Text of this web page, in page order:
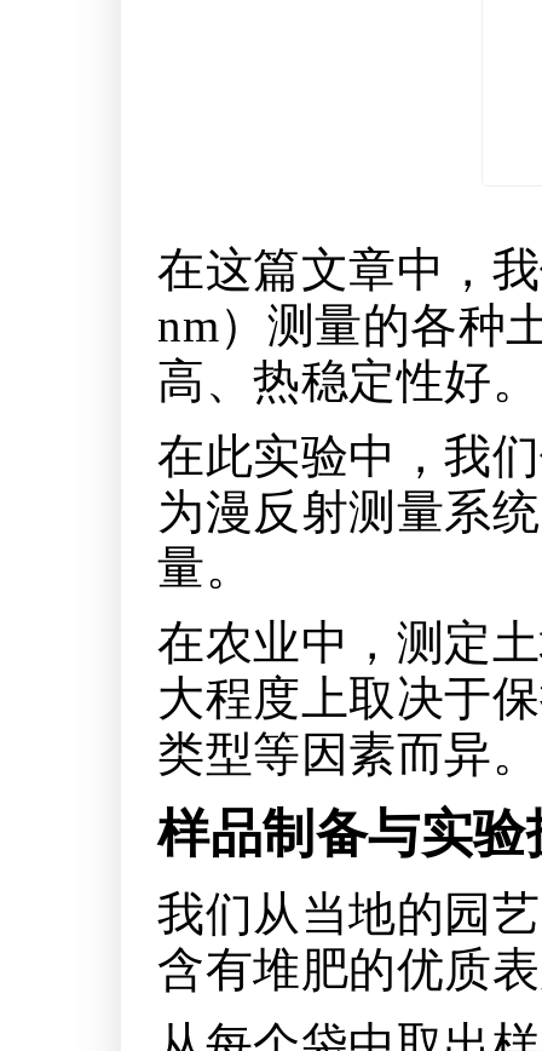
在这篇文章中，
nm）测量的各种
高、热稳定性好。
在此实验中，我
为漫反射测量系
量。
在农业中，测定
大程度上取决于
类型等因素而异。
样品制备与实验
我们从当地的园
含有堆肥的优质